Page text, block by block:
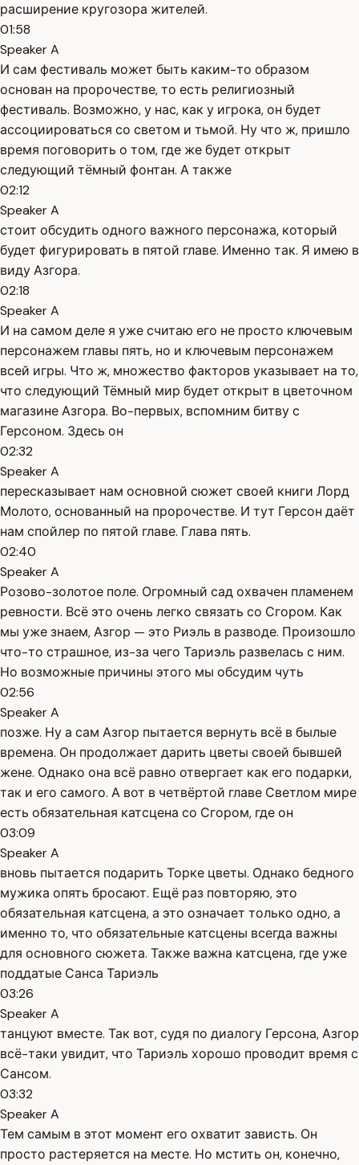
расширение кругозора жителей.
01:58
Speaker A
И сам фестиваль может быть каким-то образом
основан на пророчестве, то есть религиозный
фестиваль. Возможно, у нас, как у игрока, он будет
ассоциироваться со светом и тьмой. Ну что ж, пришло
время поговорить о том, где же будет открыт
следующий тёмный фонтан. А также
02:12
Speaker A
стоит обсудить одного важного персонажа, который
будет фигурировать в пятой главе. Именно так. Я имею в
виду Азгора.
02:18
Speaker A
И на самом деле я уже считаю его не просто ключевым
персонажем главы пять, но и ключевым персонажем
всей игры. Что ж, множество факторов указывает на то,
что следующий Тёмный мир будет открыт в цветочном
магазине Азгора. Во-первых, вспомним битву с
Герсоном. Здесь он
02:32
Speaker A
пересказывает нам основной сюжет своей книги Лорд
Молото, основанный на пророчестве. И тут Герсон даёт
нам спойлер по пятой главе. Глава пять.
02:40
Speaker A
Розово-золотое поле. Огромный сад охвачен пламенем
ревности. Всё это очень легко связать со Сгором. Как
мы уже знаем, Азгор — это Риэль в разводе. Произошло
что-то страшное, из-за чего Тариэль развелась с ним.
Но возможные причины этого мы обсудим чуть
02:56
Speaker A
позже. Ну а сам Азгор пытается вернуть всё в былые
времена. Он продолжает дарить цветы своей бывшей
жене. Однако она всё равно отвергает как его подарки,
так и его самого. А вот в четвёртой главе Светлом мире
есть обязательная катсцена со Сгором, где он
03:09
Speaker A
вновь пытается подарить Торке цветы. Однако бедного
мужика опять бросают. Ещё раз повторяю, это
обязательная катсцена, а это означает только одно, а
именно то, что обязательные катсцены всегда важны
для основного сюжета. Также важна катсцена, где уже
поддатые Санса Тариэль
03:26
Speaker A
танцуют вместе. Так вот, судя по диалогу Герсона, Азгор
всё-таки увидит, что Тариэль хорошо проводит время с
Сансом.
03:32
Speaker A
Тем самым в этот момент его охватит зависть. Он
просто растеряется на месте. Но мстить он, конечно,